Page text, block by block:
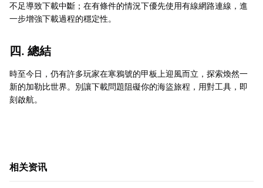
不足導致下載中斷；在有條件的情況下優先使用有線網路連線，進
一步增強下載過程的穩定性。
四. 總結
時至今日，仍有許多玩家在寒鴉號的甲板上迎風而立，探索煥然一
新的加勒比世界。別讓下載問題阻礙你的海盜旅程，用對工具，即
刻啟航。
相关资讯